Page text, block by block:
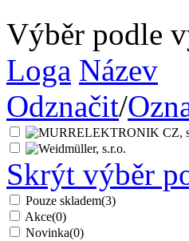
Výběr podle
Loga Název
Odznačit/
Skrýt výběr
Pouze skladem(3)
Akce(0)
Novinka(0)